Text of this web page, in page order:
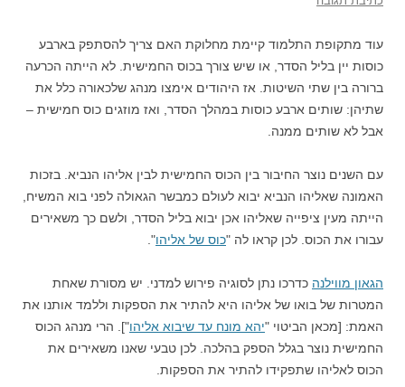
עוד מתקופת התלמוד קיימת מחלוקת האם צריך להסתפק בארבע
כוסות יין בליל הסדר, או שיש צורך בכוס החמישית. לא הייתה הכרעה
ברורה בין שתי השיטות. אז היהודים אימצו מנהג שלכאורה כלל את
שתיהן: שותים ארבע כוסות במהלך הסדר, ואז מוזגים כוס חמישית –
אבל לא שותים ממנה.
עם השנים נוצר החיבור בין הכוס החמישית לבין אליהו הנביא. בזכות
האמונה שאליהו הנביא יבוא לעולם כמבשר הגאולה לפני בוא המשיח,
הייתה מעין ציפייה שאליהו אכן יבוא בליל הסדר, ולשם כך משאירים
עבורו את הכוס. לכן קראו לה "כוס של אליהו".
הגאון מווילנה כדרכו נתן לסוגיה פירוש למדני. יש מסורת שאחת
המטרות של בואו של אליהו היא להתיר את הספקות וללמד אותנו את
האמת: [מכאן הביטוי "יהא מונח עד שיבוא אליהו"]. הרי מנהג הכוס
החמישית נוצר בגלל הספק בהלכה. לכן טבעי שאנו משאירים את
הכוס לאליהו שתפקידו להתיר את הספקות.